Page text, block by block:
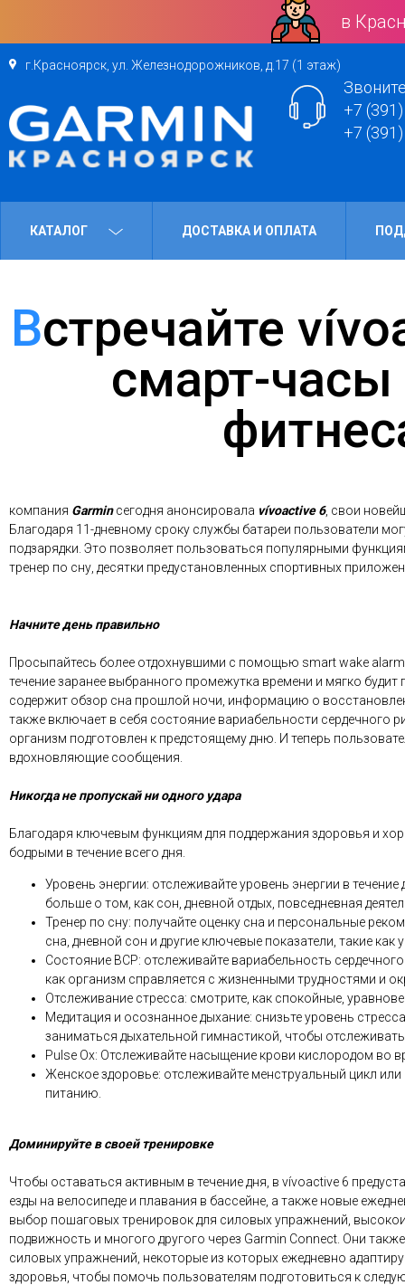
в
г.Красноярск, ул. Железнодорожников, д.17 (1 этаж)
+7
+7
КАТАЛОГ ДОСТАВКА И ОПЛАТА
Встречайте vívoactive 6 — новейшие
смарт-
компания Garminсегодня анонсировала vívoactive 6, свои
Благодаря 11-дневному сроку службы батареи пользователи
подзарядки. Это позволяет пользоваться популярными
тренер по сну, десятки предустановленных спортивных
Начните день правильно
Просыпайтесь более отдохнувшими с помощью smart wake
течение заранее выбранного промежутка времени и мягко
содержит обзор сна прошлой ночи, информацию о
также включает в себя состояние вариабельности сердечного
организм подготовлен к предстоящему дню. И теперь
вдохновляющие сообщения.
Никогда не пропускай ни одного удара
Благодаря ключевым функциям для поддержания здоровья и
бодрыми в течение всего дня.
Уровень энергии: отслеживайте уровень энергии в
больше о том, как сон, дневной отдых, повседневная
Тренер по сну: получайте оценку сна и персональные
сна, дневной сон и другие ключевые показатели, такие
Состояние ВСР: отслеживайте вариабельность
как организм справляется с жизненными трудностями и
Отслеживание стресса: смотрите, как спокойные,
Медитация и осознанное дыхание: снизьте уровень
заниматься дыхательной гимнастикой, чтобы
Pulse Ox: Отслеживайте насыщение крови кислородом во
Женское здоровье: отслеживайте менструальный цикл
питанию.
Доминируйте в своей тренировке
Чтобы оставаться активным в течение дня, в vívoactive 6
езды на велосипеде и плавания в бассейне, а также новые
выбор пошаговых тренировок для силовых упражнений,
подвижность и многого другого через Garmin Connect. Они
силовых упражнений, некоторые из которых ежедневно
здоровья, чтобы помочь пользователям подготовиться к